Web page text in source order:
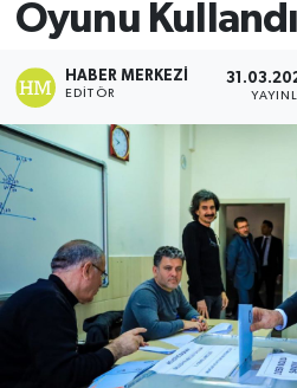
Oyunu Kullandı
HABER MERKEZI
EDITÖR